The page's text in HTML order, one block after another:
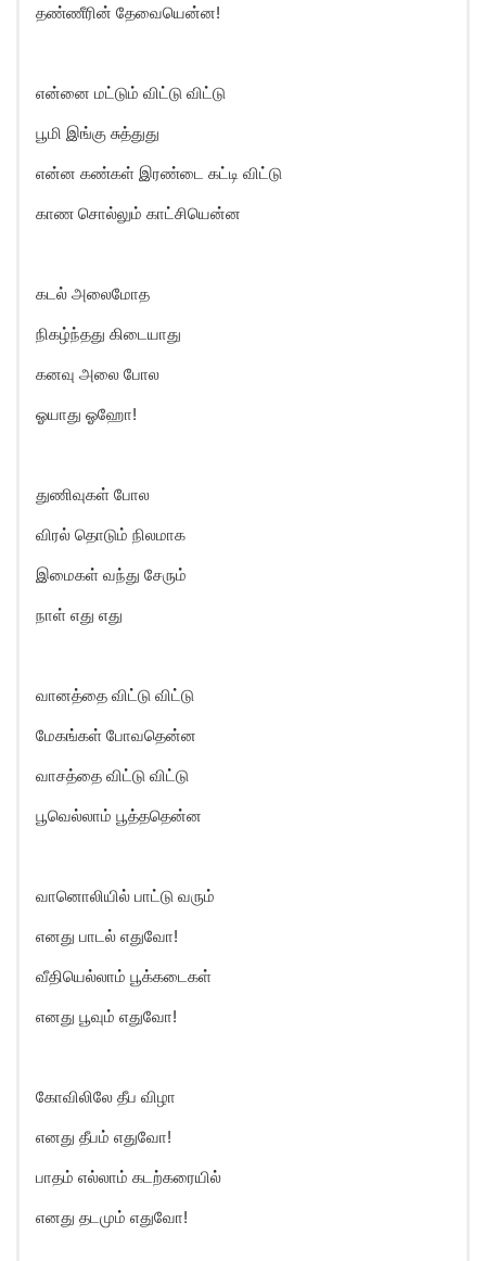
தண்ணீரின் தேவையென்ன!
என்னை மட்டும் விட்டு விட்டு
பூமி இங்கு சுத்துது
என்ன கண்கள் இரண்டை கட்டி விட்டு
காண சொல்லும் காட்சியென்ன
கடல் அலைமோத
நிகழ்ந்தது கிடையாது
கனவு அலை போல
ஓயாது ஓஹோ!
துணிவுகள் போல
விரல் தொடும் நிலமாக
இமைகள் வந்து சேரும்
நாள் எது எது
வானத்தை விட்டு விட்டு
மேகங்கள் போவதென்ன
வாசத்தை விட்டு விட்டு
பூவெல்லாம் பூத்ததென்ன
வானொலியில் பாட்டு வரும்
எனது பாடல் எதுவோ!
வீதியெல்லாம் பூக்கடைகள்
எனது பூவும் எதுவோ!
கோவிலிலே தீப விழா
எனது தீபம் எதுவோ!
பாதம் எல்லாம் கடற்கரையில்
எனது தடமும் எதுவோ!